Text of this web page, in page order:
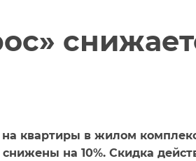
на квартиры в жилом
снижены на 10%. Скидка